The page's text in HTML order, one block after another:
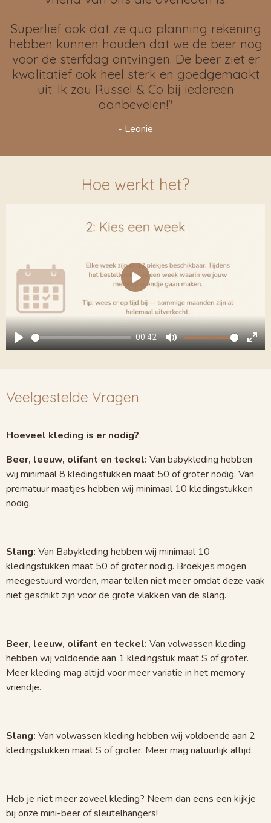
Superlief ook dat ze qua planning rekening
hebben kunnen houden dat we de beer nog
voor de sterfdag ontvingen. De beer ziet er
kwalitatief ook heel sterk en goedgemaakt
uit. Ik zou Russel & Co bij iedereen
aanbevelen!"
- Leonie
Hoe werkt het?
P
y
00:42
M
E
l
n
P
l
a
y
Veelgestelde Vragen
Hoeveel kleding is er nodig?
Beer, leeuw, olifant en teckel: Van babykleding hebben
wij minimaal 8 kledingstukken maat 50 of groter nodig. Van
prematuur maatjes hebben wij minimaal 10 kledingstukken
nodig.
Slang: Van Babykleding hebben wij minimaal 10
kledingstukken maat 50 of groter nodig. Broekjes mogen
meegestuurd worden, maar tellen niet meer omdat deze vaak
niet geschikt zijn voor de grote vlakken van de slang.
Beer, leeuw, olifant en teckel: Van volwassen kleding
hebben wij voldoende aan 1 kledingstuk maat S of groter.
Meer kleding mag altijd voor meer variatie in het memory
vriendje.
Slang: Van volwassen kleding hebben wij voldoende aan 2
kledingstukken maat S of groter. Meer mag natuurlijk altijd.
Heb je niet meer zoveel kleding? Neem dan eens een kijkje
bij onze mini-beer of sleutelhangers!